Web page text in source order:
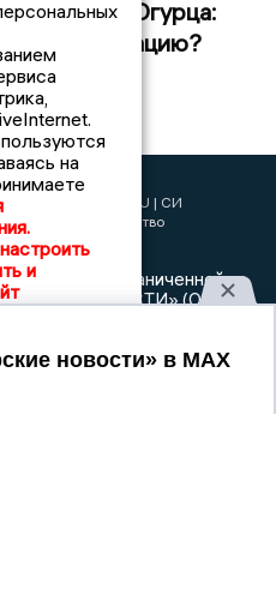
Огурца:
на организацию?
NEWSVLADIMIR.RU | СИ
агентство
новости»
с ограниченной
НОВОСТИ» (ОГРН
на
настроить
и